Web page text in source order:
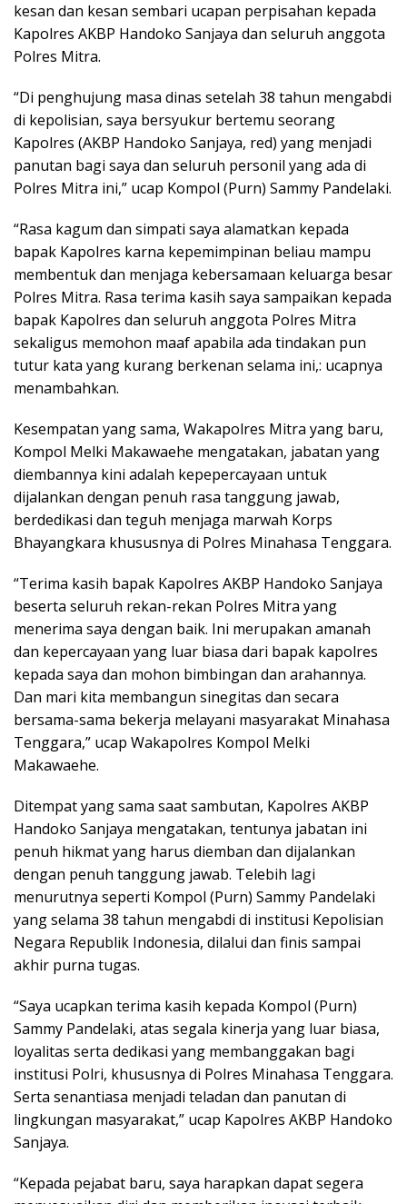
kesan dan kesan sembari ucapan perpisahan kepada
Kapolres AKBP Handoko Sanjaya dan seluruh anggota
Polres Mitra.
“Di penghujung masa dinas setelah 38 tahun mengabdi
di kepolisian, saya bersyukur bertemu seorang
Kapolres (AKBP Handoko Sanjaya, red) yang menjadi
panutan bagi saya dan seluruh personil yang ada di
Polres Mitra ini,” ucap Kompol (Purn) Sammy Pandelaki.
“Rasa kagum dan simpati saya alamatkan kepada
bapak Kapolres karna kepemimpinan beliau mampu
membentuk dan menjaga kebersamaan keluarga besar
Polres Mitra. Rasa terima kasih saya sampaikan kepada
bapak Kapolres dan seluruh anggota Polres Mitra
sekaligus memohon maaf apabila ada tindakan pun
tutur kata yang kurang berkenan selama ini,: ucapnya
menambahkan.
Kesempatan yang sama, Wakapolres Mitra yang baru,
Kompol Melki Makawaehe mengatakan, jabatan yang
diembannya kini adalah kepepercayaan untuk
dijalankan dengan penuh rasa tanggung jawab,
berdedikasi dan teguh menjaga marwah Korps
Bhayangkara khususnya di Polres Minahasa Tenggara.
“Terima kasih bapak Kapolres AKBP Handoko Sanjaya
beserta seluruh rekan-rekan Polres Mitra yang
menerima saya dengan baik. Ini merupakan amanah
dan kepercayaan yang luar biasa dari bapak kapolres
kepada saya dan mohon bimbingan dan arahannya.
Dan mari kita membangun sinegitas dan secara
bersama-sama bekerja melayani masyarakat Minahasa
Tenggara,” ucap Wakapolres Kompol Melki
Makawaehe.
Ditempat yang sama saat sambutan, Kapolres AKBP
Handoko Sanjaya mengatakan, tentunya jabatan ini
penuh hikmat yang harus diemban dan dijalankan
dengan penuh tanggung jawab. Telebih lagi
menurutnya seperti Kompol (Purn) Sammy Pandelaki
yang selama 38 tahun mengabdi di institusi Kepolisian
Negara Republik Indonesia, dilalui dan finis sampai
akhir purna tugas.
“Saya ucapkan terima kasih kepada Kompol (Purn)
Sammy Pandelaki, atas segala kinerja yang luar biasa,
loyalitas serta dedikasi yang membanggakan bagi
institusi Polri, khususnya di Polres Minahasa Tenggara.
Serta senantiasa menjadi teladan dan panutan di
lingkungan masyarakat,” ucap Kapolres AKBP Handoko
Sanjaya.
“Kepada pejabat baru, saya harapkan dapat segera